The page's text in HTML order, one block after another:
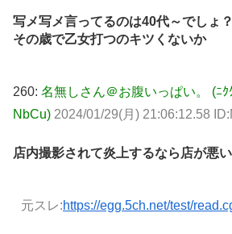
写メ写メ言ってるのは40代～でしょ？
その歳で乙女打つのキツくないか
260: 名無しさん＠お腹いっぱい。 (ﾆｸ
NbCu) 2024/01/29(月) 21:06:12.58
店内撮影されて炎上するなら店が悪
元スレ:https://egg.5ch.net/test/